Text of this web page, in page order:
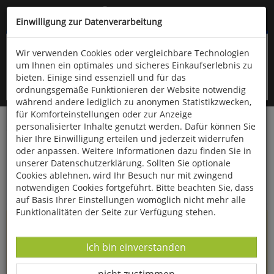
Kompletten Head der Seite überspringen
oder (06766) 9323-960
Startseite Informationen
Uppps...
Sie sind weitergeleitet worden !
haben zu öffnen, gibt es leider nicht mehr in unserem
Einwilligung zur Datenverarbeitung
Wir verwenden Cookies oder vergleichbare Technologien
um Ihnen ein optimales und sicheres Einkaufserlebnis zu
bieten. Einige sind essenziell und für das
ordnungsgemäße Funktionieren der Website notwendig
während andere lediglich zu anonymen Statistikzwecken,
für Komforteinstellungen oder zur Anzeige
personalisierter Inhalte genutzt werden. Dafür können Sie
hier Ihre Einwilligung erteilen und jederzeit widerrufen
oder anpassen. Weitere Informationen dazu finden Sie in
unserer Datenschutzerklärung. Sollten Sie optionale
Cookies ablehnen, wird Ihr Besuch nur mit zwingend
notwendigen Cookies fortgeführt. Bitte beachten Sie, dass
auf Basis Ihrer Einstellungen womöglich nicht mehr alle
Funktionalitäten der Seite zur Verfügung stehen.
Datenverarbeitung -
Ich bin einverstanden